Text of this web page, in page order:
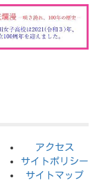
アクセス
サイトポリシー
サイトマップ